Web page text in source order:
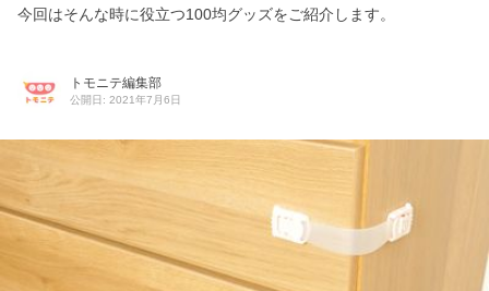
今回はそんな時に役立つ100均グッズをご紹介します。
トモニテ編集部
公開日: 2021年7月6日